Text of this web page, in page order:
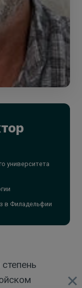
университета
в Филадельфии